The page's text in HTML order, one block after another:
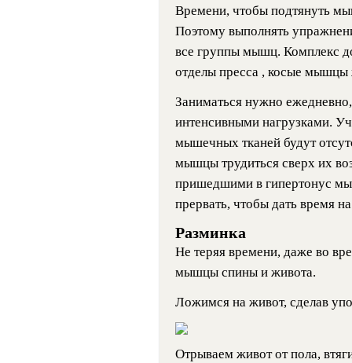
Времени, чтобы подтянуть
Поэтому выполнять
все группы мышц. Комплекс
отделы пресса , косые
Заниматься нужно
интенсивными нагрузками.
мышечных тканей будут
мышцы трудиться сверх их
пришедшими в гипертонус
прервать, чтобы дать время
Разминка
Не теряя времени, даже во
мышцы спины и живота.
Ложимся на живот, сделав
Отрываем живот от пола,